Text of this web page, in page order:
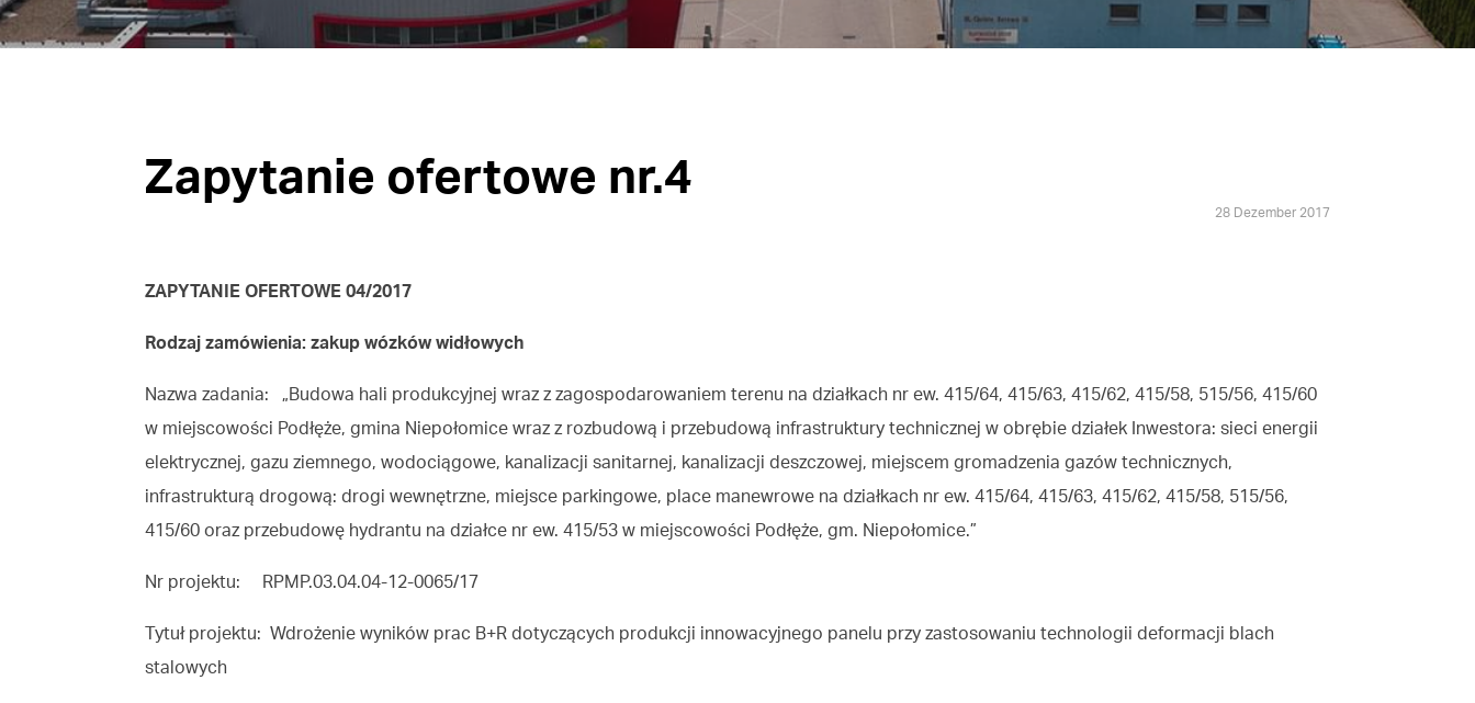
Zapytanie ofertowe nr.4
28 Dezember 2017
ZAPYTANIE OFERTOWE 04/2017
Rodzaj zamówienia: zakup wózków widłowych
Nazwa zadania: „Budowa hali produkcyjnej wraz z zagospodarowaniem terenu na działkach nr ew. 415/64, 415/63, 415/62, 415/58, 515/56, 415/60
w miejscowości Podłęże, gmina Niepołomice wraz z rozbudową i przebudową infrastruktury technicznej w obrębie działek Inwestora: sieci energii
elektrycznej, gazu ziemnego, wodociągowe, kanalizacji sanitarnej, kanalizacji deszczowej, miejscem gromadzenia gazów technicznych,
infrastrukturą drogową: drogi wewnętrzne, miejsce parkingowe, place manewrowe na działkach nr ew. 415/64, 415/63, 415/62, 415/58, 515/56,
415/60 oraz przebudowę hydrantu na działce nr ew. 415/53 w miejscowości Podłęże, gm. Niepołomice.”
Nr projektu: RPMP.03.04.04-12-0065/17
Tytuł projektu: Wdrożenie wyników prac B+R dotyczących produkcji innowacyjnego panelu przy zastosowaniu technologii deformacji blach
stalowych